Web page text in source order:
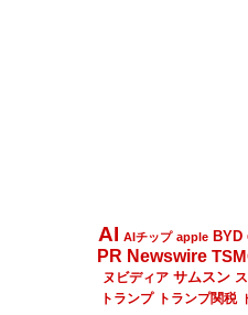
AI AIチップ apple BYD
PR Newswire
ヌビディア サムスン
トランプ
トランプ関税